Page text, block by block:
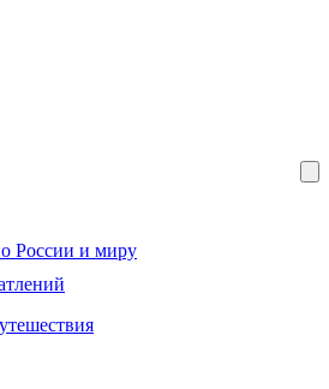
России и миру